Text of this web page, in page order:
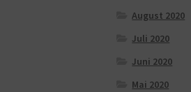
August 2020
Juli 2020
Juni 2020
Mai 2020